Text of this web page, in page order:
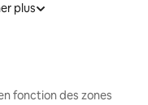
plus
fonction des zones